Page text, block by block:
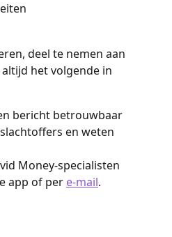
deel te nemen aan
het volgende in
bericht betrouwbaar
en weten
Money-specialisten
app of per e-mail.